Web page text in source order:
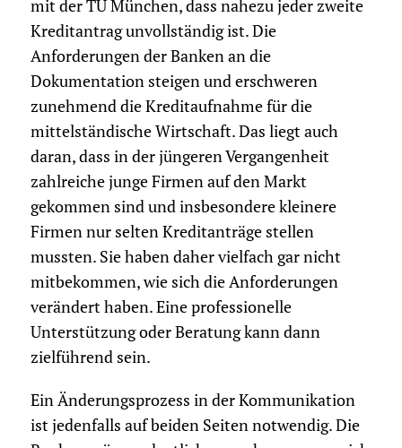
mit der TU München, dass nahezu jeder zweite
Kreditantrag unvollständig ist. Die
Anforderungen der Banken an die
Dokumentation steigen und erschweren
zunehmend die Kreditaufnahme für die
mittelständische Wirtschaft. Das liegt auch
daran, dass in der jüngeren Vergangenheit
zahlreiche junge Firmen auf den Markt
gekommen sind und insbesondere kleinere
Firmen nur selten Kreditanträge stellen
mussten. Sie haben daher vielfach gar nicht
mitbekommen, wie sich die Anforderungen
verändert haben. Eine professionelle
Unterstützung oder Beratung kann dann
zielführend sein.
Ein Änderungsprozess in der Kommunikation
ist jedenfalls auf beiden Seiten notwendig. Die